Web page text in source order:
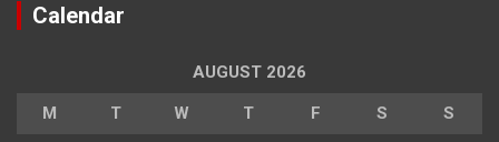
Calendar
AUGUST 2026
M T W T F S S